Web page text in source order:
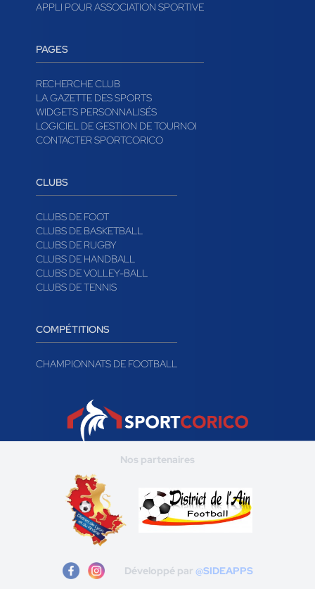
APPLI POUR ASSOCIATION SPORTIVE
PAGES
RECHERCHE CLUB
LA GAZETTE DES SPORTS
WIDGETS PERSONNALISÉS
LOGICIEL DE GESTION DE TOURNOI
CONTACTER SPORTCORICO
CLUBS
CLUBS DE FOOT
CLUBS DE BASKETBALL
CLUBS DE RUGBY
CLUBS DE HANDBALL
CLUBS DE VOLLEY-BALL
CLUBS DE TENNIS
COMPÉTITIONS
CHAMPIONNATS DE FOOTBALL
Nos partenaires
Développé par @SIDEAPPS